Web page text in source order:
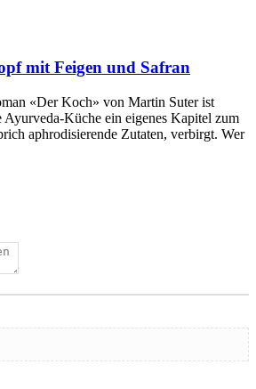
mit Feigen und Safran
«Der Koch» von Martin Suter ist
Ayurveda-Küche ein eigenes Kapitel zum
aphrodisierende Zutaten, verbirgt. Wer